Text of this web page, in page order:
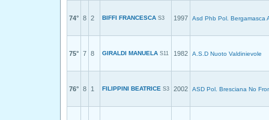
74° 8 2 BIFFI FRANCESCA S3 1997 Asd Phb Pol. Bergamasca
75° 7 8 GIRALDI MANUELA S11 1982 A.S.D Nuoto Valdinievole
76° 8 1 FILIPPINI BEATRICE S3 2002 ASD Pol. Bresciana No